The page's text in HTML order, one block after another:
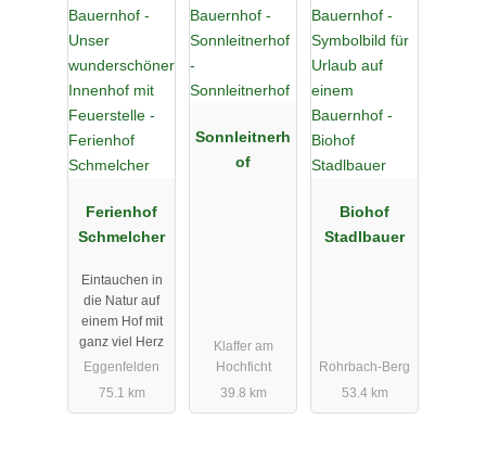
Ferienhof
Schmelcher
Eintauchen in
die Natur auf
einem Hof mit
ganz viel Herz
Eggenfelden
75.1 km
Sonnleitnerh
of
Klaffer am
Hochficht
39.8 km
Biohof
Stadlbauer
Rohrbach-Berg
53.4 km